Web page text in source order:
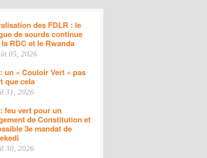
des FDLR : le
de sourds continue
RDC et le Rwanda
05, 2026
un « Couloir Vert » pas
que cela
31, 2026
feu vert pour un
de Constitution et
3e mandat de
30, 2026